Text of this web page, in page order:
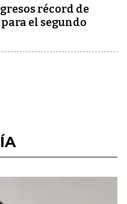
récord de
el segundo